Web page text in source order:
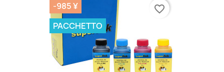
-985 ¥
PACCHETTO
favorite_border